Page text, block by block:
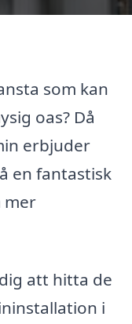
som kan
oas? Då
erbjuder
en fantastisk
mer
att hitta de
i